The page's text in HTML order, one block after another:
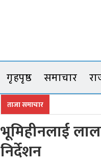
गृहपृष्ठ समाचार
ताजा समाचार
भूमिहीनलाई
निर्देशन